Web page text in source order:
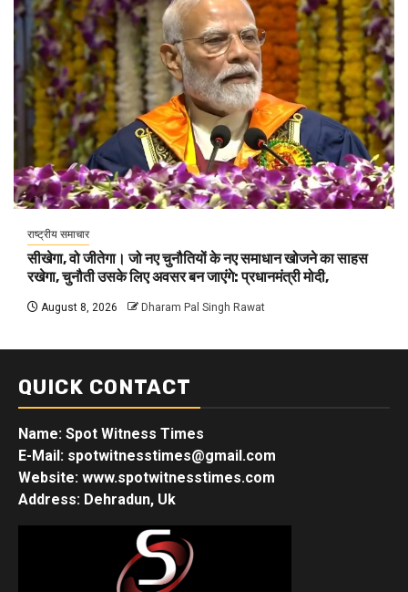
राष्ट्रीय समाचार
सीखेगा, वो जीतेगा। जो नए चुनौतियों के नए समाधान खोजने का साहस
रखेगा, चुनौती उसके लिए अवसर बन जाएंगे: प्रधानमंत्री मोदी,
August 8, 2026 Dharam Pal Singh Rawat
QUICK CONTACT
Name: Spot Witness Times
E-Mail: spotwitnesstimes@gmail.com
Website: www.spotwitnesstimes.com
Address: Dehradun, Uk